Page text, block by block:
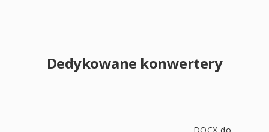
Dedykowane konwertery